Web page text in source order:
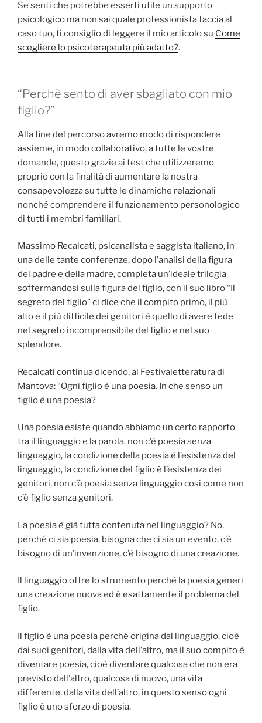
Se senti che potrebbe esserti utile un supporto
psicologico ma non sai quale professionista faccia al
caso tuo, ti consiglio di leggere il mio articolo su Come
scegliere lo psicoterapeuta più adatto?.
“Perchè sento di aver sbagliato con mio
figlio?”
Alla fine del percorso avremo modo di rispondere
assieme, in modo collaborativo, a tutte le vostre
domande, questo grazie ai test che utilizzeremo
proprio con la finalità di aumentare la nostra
consapevolezza su tutte le dinamiche relazionali
nonché comprendere il funzionamento personologico
di tutti i membri familiari.
Massimo Recalcati, psicanalista e saggista italiano, in
una delle tante conferenze, dopo l’analisi della figura
del padre e della madre, completa un’ideale trilogia
soffermandosi sulla figura del figlio, con il suo libro “Il
segreto del figlio” ci dice che il compito primo, il più
alto e il più difficile dei genitori è quello di avere fede
nel segreto incomprensibile del figlio e nel suo
splendore.
Recalcati continua dicendo, al Festivaletteratura di
Mantova: “Ogni figlio è una poesia. In che senso un
figlio è una poesia?
Una poesia esiste quando abbiamo un certo rapporto
tra il linguaggio e la parola, non c’è poesia senza
linguaggio, la condizione della poesia è l’esistenza del
linguaggio, la condizione del figlio è l’esistenza dei
genitori, non c’è poesia senza linguaggio cosi come non
c’è figlio senza genitori.
La poesia è già tutta contenuta nel linguaggio? No,
perché ci sia poesia, bisogna che ci sia un evento, c’è
bisogno di un’invenzione, c’è bisogno di una creazione.
Il linguaggio offre lo strumento perchè la poesia generi
una creazione nuova ed è esattamente il problema del
figlio.
Il figlio è una poesia perché origina dal linguaggio, cioè
dai suoi genitori, dalla vita dell’altro, ma il suo compito è
diventare poesia, cioè diventare qualcosa che non era
previsto dall’altro, qualcosa di nuovo, una vita
differente, dalla vita dell’altro, in questo senso ogni
figlio è uno sforzo di poesia.